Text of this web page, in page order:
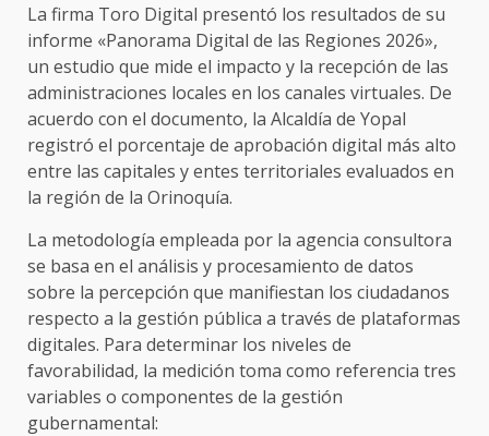
La firma Toro Digital presentó los resultados de su
informe «Panorama Digital de las Regiones 2026»,
un estudio que mide el impacto y la recepción de las
administraciones locales en los canales virtuales. De
acuerdo con el documento, la Alcaldía de Yopal
registró el porcentaje de aprobación digital más alto
entre las capitales y entes territoriales evaluados en
la región de la Orinoquía.
La metodología empleada por la agencia consultora
se basa en el análisis y procesamiento de datos
sobre la percepción que manifiestan los ciudadanos
respecto a la gestión pública a través de plataformas
digitales. Para determinar los niveles de
favorabilidad, la medición toma como referencia tres
variables o componentes de la gestión
gubernamental: